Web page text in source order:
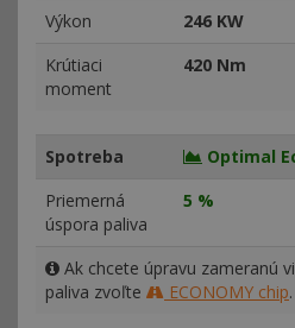
Výkon
246 KW
Krútiaci
moment
420 Nm
Spotreba
Optimal
Priemerná
úspora paliva
5 %
Ak chcete úpravu zameranú
paliva zvoľte
ECONOMY chip.